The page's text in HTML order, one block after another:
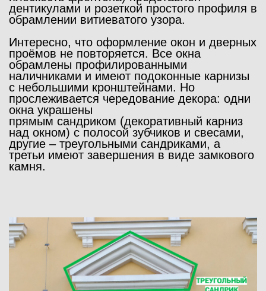
дентикулами и розеткой простого профиля в
обрамлении витиеватого узора.
Интересно, что оформление окон и дверных
проёмов не повторяется. Все окна
обрамлены профилированными
наличниками и имеют подоконные карнизы
с небольшими кронштейнами. Но
прослеживается чередование декора: одни
окна украшены
прямым сандриком (декоративный карниз
над окном) с полосой зубчиков и свесами,
другие – треугольными сандриками, а
третьи имеют завершения в виде замкового
камня.